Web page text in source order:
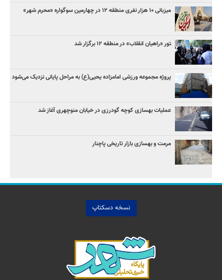
میزبانی ۱۰ هزار نفری منطقه ۱۲ در چهارمین سوگواره «محرم شهر»
‍تور «راهیان انقلاب» در منطقه ۱۲ برگزار شد
پروژه مجموعه ورزشی امامزاده یحیی(ع) به مراحل پایانی نزدیک می‌شود
عملیات بهسازی کوچه گودرزی در خیابان منوچهری آغاز شد
مرمت و بهسازی بازار تاریخی پاچنار
نسخه دسکتاپ